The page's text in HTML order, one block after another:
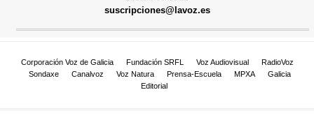
suscripciones@lavoz.es
Corporación Voz de Galicia Fundación SRFL Voz Audiovisual
RadioVoz
Sondaxe
Canalvoz Voz Natura Prensa-Escuela MPXA
Galicia
Editorial